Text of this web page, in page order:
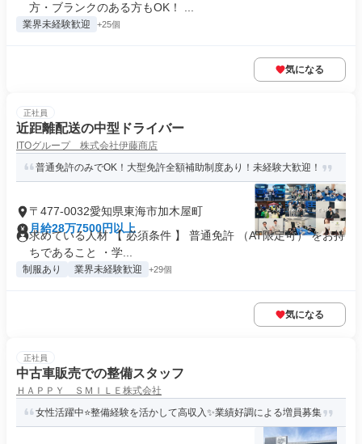
方・ブランクのある方もOK！ ...
業界未経験歓迎 +25個
気になる
正社員
近距離配送の中型ドライバー
ITOグループ 株式会社伊藤商店
普通免許のみでOK！大型免許全額補助制度あり！未経験大歓迎！
〒477-0032愛知県東海市加木屋町
月給28万7500円以上
求めている人材 【 必須条件 】 普通免許 （AT限定可） をお持
ちであること ・学...
制服あり 業界未経験歓迎 +29個
気になる
正社員
中古車販売での整備スタッフ
ＨＡＰＰＹ ＳＭＩＬＥ株式会社
女性活躍中⭐整備経験を活かして高収入✨業績好調による増員募集